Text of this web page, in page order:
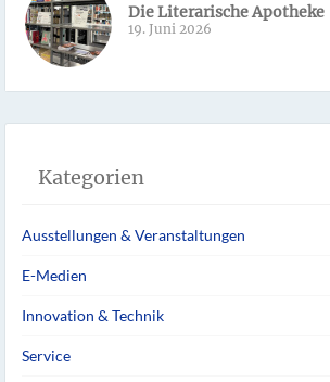
Die Literarische Apotheke
19. Juni 2026
Kategorien
Ausstellungen & Veranstaltungen
E-Medien
Innovation & Technik
Service